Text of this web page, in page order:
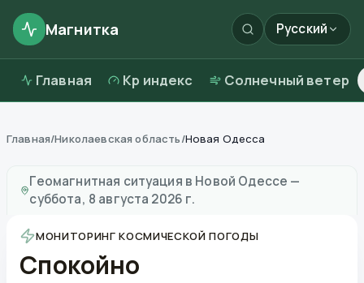
Магнитка Русский
Главная Kp индекс Солнечный ветер
Главная/Николаевская область/Новая Одесса
Геомагнитная ситуация в Новой Одессе —
суббота, 8 августа 2026 г.
МОНИТОРИНГ КОСМИЧЕСКОЙ ПОГОДЫ
Спокойно